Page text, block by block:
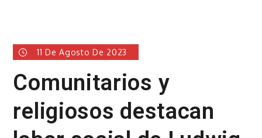
11 De Agosto De 2023
Comunitarios y
religiosos destacan